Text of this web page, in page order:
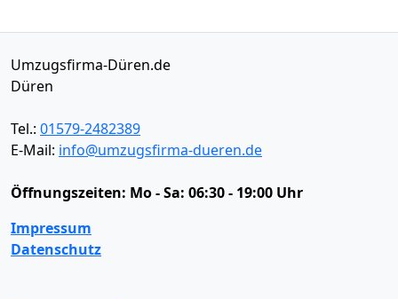
Umzugsfirma-Düren.de
Düren
Tel.: 01579-2482389
E-Mail: info@umzugsfirma-dueren.de
Öffnungszeiten: Mo - Sa: 06:30 - 19:00 Uhr
Impressum
Datenschutz